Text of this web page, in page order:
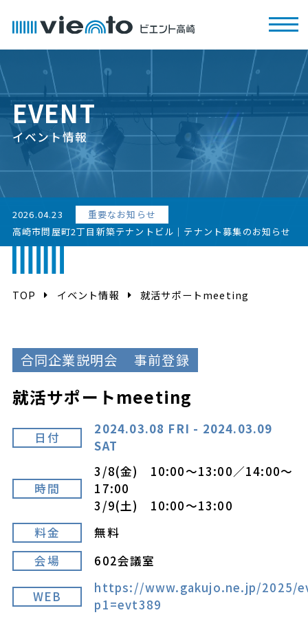
EVENT
イベント情報
2026.04.23
重要なお知らせ
高崎市問屋町2丁目新築テナントビル｜テナント募集のお知らせ
TOP イベント情報 就活サポートmeeting
合同企業説明会 事前登録
就活サポートmeeting
日付
2024.03.08 FRI - 2024.03.09
SAT
時間
3/8(金) 10:00～13:00／14:00～
17:00
3/9(土) 10:00～13:00
料金
無料
会場
602会議室
WEB
https://www.gakujo.ne.jp/2025/
p1=evt389